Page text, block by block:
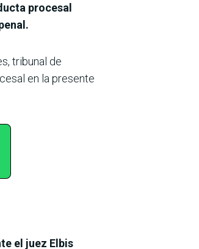
procesal
tribunal de
en la presente
el juez Elbis